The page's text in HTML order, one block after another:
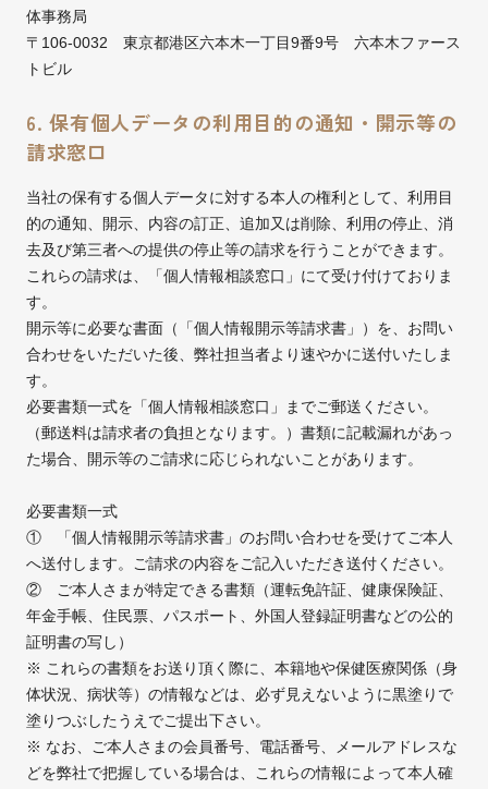
体事務局
〒106-0032 東京都港区六本木一丁目9番9号 六本木ファース
トビル
6. 保有個人データの利用目的の通知・開示等の
請求窓口
当社の保有する個人データに対する本人の権利として、利用目
的の通知、開示、内容の訂正、追加又は削除、利用の停止、消
去及び第三者への提供の停止等の請求を行うことができます。
これらの請求は、「個人情報相談窓口」にて受け付けておりま
す。
開示等に必要な書面（「個人情報開示等請求書」）を、お問い
合わせをいただいた後、弊社担当者より速やかに送付いたしま
す。
必要書類一式を「個人情報相談窓口」までご郵送ください。
（郵送料は請求者の負担となります。）書類に記載漏れがあっ
た場合、開示等のご請求に応じられないことがあります。
必要書類一式
① 「個人情報開示等請求書」のお問い合わせを受けてご本人
へ送付します。ご請求の内容をご記入いただき送付ください。
② ご本人さまが特定できる書類（運転免許証、健康保険証、
年金手帳、住民票、パスポート、外国人登録証明書などの公的
証明書の写し）
※ これらの書類をお送り頂く際に、本籍地や保健医療関係（身
体状況、病状等）の情報などは、必ず見えないように黒塗りで
塗りつぶしたうえでご提出下さい。
※ なお、ご本人さまの会員番号、電話番号、メールアドレスな
どを弊社で把握している場合は、これらの情報によって本人確